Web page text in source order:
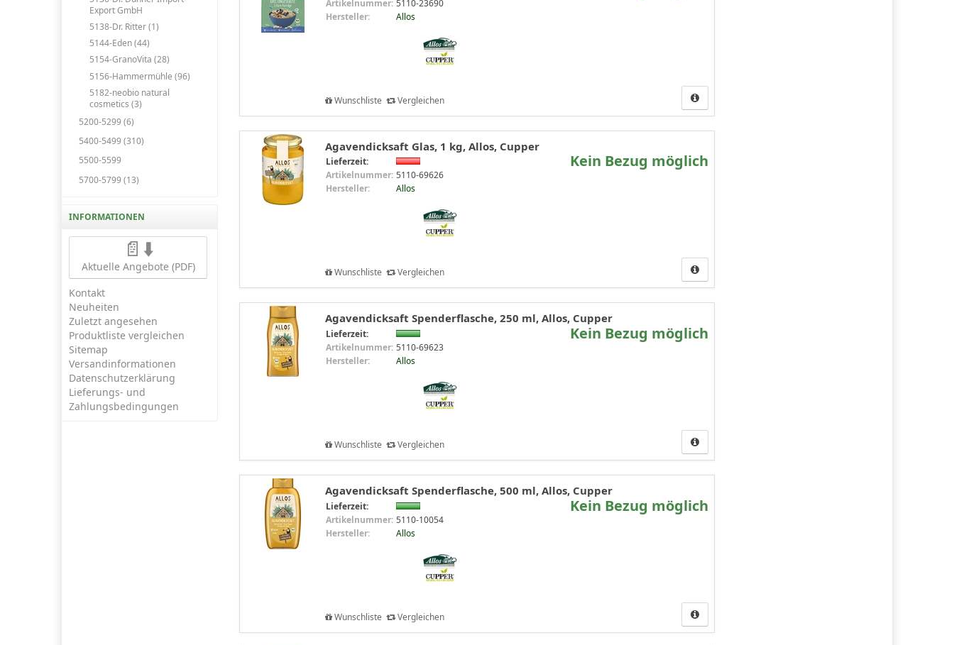
Export GmbH
5138-Dr. Ritter (1)
5144-Eden (44)
5154-GranoVita (28)
5156-Hammermühle (96)
5182-neobio natural
cosmetics (3)
5200-5299 (6)
5400-5499 (310)
5500-5599
5700-5799 (13)
INFORMATIONEN
📄⬇️
Aktuelle Angebote (PDF)
Kontakt
Neuheiten
Zuletzt angesehen
Produktliste vergleichen
Sitemap
Versandinformationen
Datenschutzerklärung
Lieferungs- und
Zahlungsbedingungen
Artikelnummer: 5110-23690
Hersteller:
Allos
Wunschliste Vergleichen
Agavendicksaft Glas, 1 kg, Allos, Cupper
Lieferzeit:
Artikelnummer: 5110-69626
Hersteller:
Allos
Kein Bezug möglich
Wunschliste Vergleichen
Agavendicksaft Spenderflasche, 250 ml, Allos, Cupper
Lieferzeit:
Artikelnummer: 5110-69623
Hersteller:
Allos
Kein Bezug möglich
Wunschliste Vergleichen
Agavendicksaft Spenderflasche, 500 ml, Allos, Cupper
Lieferzeit:
Artikelnummer: 5110-10054
Hersteller:
Allos
Kein Bezug möglich
Wunschliste Vergleichen